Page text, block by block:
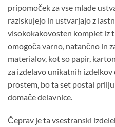
pripomoček za vse mlade
raziskujejo in ustvarjajo z
visokokakovosten komplet iz
omogoča varno, natančno in
materialov, kot so papir,
za izdelavo unikatnih izdelkov
prostem, bo ta set postal
domače delavnice.
Čeprav je ta vsestranski